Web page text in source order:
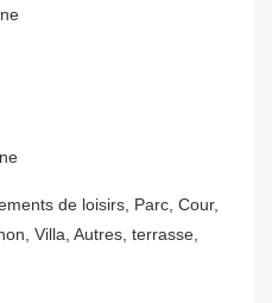
de loisirs, Parc, Cour,
Villa, Autres, terrasse,